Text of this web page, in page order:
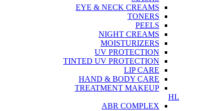
EYE & NECK CREAMS
TONERS
PEELS
NIGHT CREAMS
MOISTURIZERS
UV PROTECTION
TINTED UV PROTECTION
LIP CARE
HAND & BODY CARE
TREATMENT MAKEUP
HL
ABR COMPLEX